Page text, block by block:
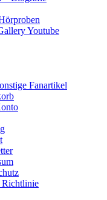
Youtube
Fanartikel